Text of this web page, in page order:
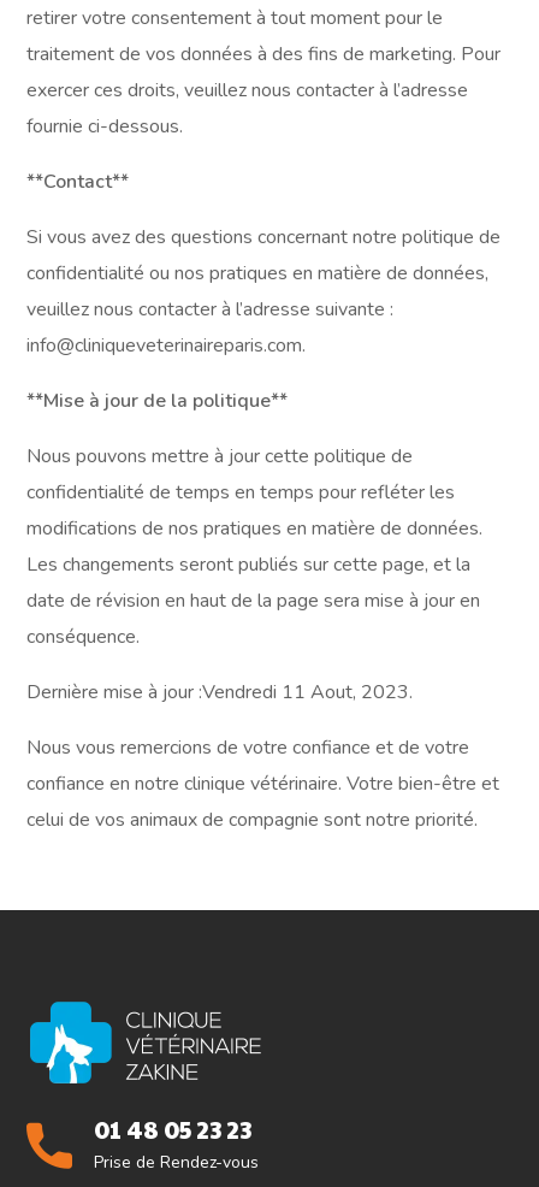
retirer votre consentement à tout moment pour le
traitement de vos données à des fins de marketing. Pour
exercer ces droits, veuillez nous contacter à l’adresse
fournie ci-dessous.
**Contact**
Si vous avez des questions concernant notre politique de
confidentialité ou nos pratiques en matière de données,
veuillez nous contacter à l’adresse suivante :
info@cliniqueveterinaireparis.com.
**Mise à jour de la politique**
Nous pouvons mettre à jour cette politique de
confidentialité de temps en temps pour refléter les
modifications de nos pratiques en matière de données.
Les changements seront publiés sur cette page, et la
date de révision en haut de la page sera mise à jour en
conséquence.
Dernière mise à jour :Vendredi 11 Aout, 2023.
Nous vous remercions de votre confiance et de votre
confiance en notre clinique vétérinaire. Votre bien-être et
celui de vos animaux de compagnie sont notre priorité.
01 48 05 23 23
Prise de Rendez-vous